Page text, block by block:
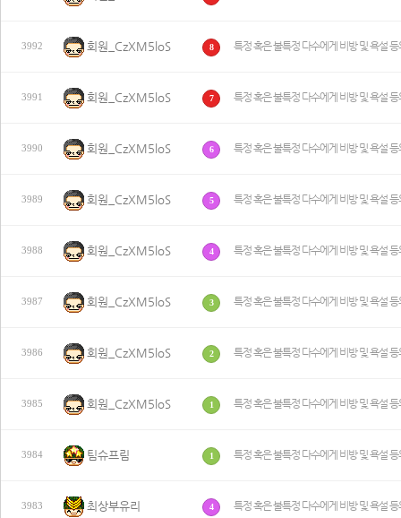
3992 회원_CzXM5loS 8 특정 혹은 불특정 다수에게 비방 및 욕설 등
3991 회원_CzXM5loS 7 특정 혹은 불특정 다수에게 비방 및 욕설 등
3990 회원_CzXM5loS 6 특정 혹은 불특정 다수에게 비방 및 욕설 등
3989 회원_CzXM5loS 5 특정 혹은 불특정 다수에게 비방 및 욕설 등
3988 회원_CzXM5loS 4 특정 혹은 불특정 다수에게 비방 및 욕설 등
3987 회원_CzXM5loS 3 특정 혹은 불특정 다수에게 비방 및 욕설 등
3986 회원_CzXM5loS 2 특정 혹은 불특정 다수에게 비방 및 욕설 등
3985 회원_CzXM5loS 1 특정 혹은 불특정 다수에게 비방 및 욕설 등
3984 팀슈프림 1 특정 혹은 불특정 다수에게 비방 및 욕설 등
3983 최상부유리 4 특정 혹은 불특정 다수에게 비방 및 욕설 등